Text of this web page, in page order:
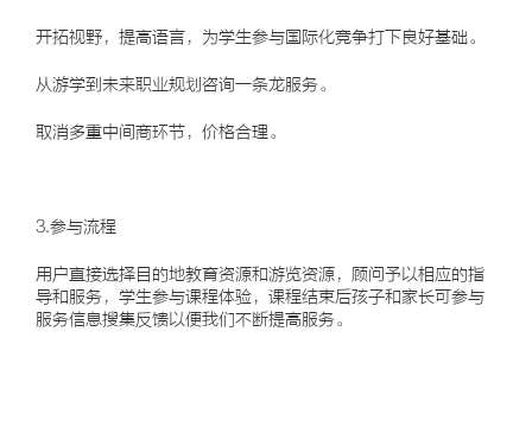
开拓视野，提高语言，为学生参与国际化竞争打下良好基础。
从游学到未来职业规划咨询一条龙服务。
取消多重中间商环节，价格合理。
3.参与流程
用户直接选择目的地教育资源和游览资源，顾问予以相应的指
导和服务，学生参与课程体验，课程结束后孩子和家长可参与
服务信息搜集反馈以便我们不断提高服务。